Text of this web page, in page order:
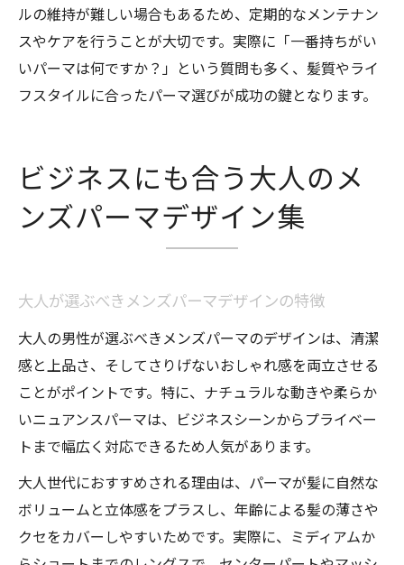
ルの維持が難しい場合もあるため、定期的なメンテナン
スやケアを行うことが大切です。実際に「一番持ちがい
いパーマは何ですか？」という質問も多く、髪質やライ
フスタイルに合ったパーマ選びが成功の鍵となります。
ビジネスにも合う大人のメ
ンズパーマデザイン集
大人が選ぶべきメンズパーマデザインの特徴
大人の男性が選ぶべきメンズパーマのデザインは、清潔
感と上品さ、そしてさりげないおしゃれ感を両立させる
ことがポイントです。特に、ナチュラルな動きや柔らか
いニュアンスパーマは、ビジネスシーンからプライベー
トまで幅広く対応できるため人気があります。
大人世代におすすめされる理由は、パーマが髪に自然な
ボリュームと立体感をプラスし、年齢による髪の薄さや
クセをカバーしやすいためです。実際に、ミディアムか